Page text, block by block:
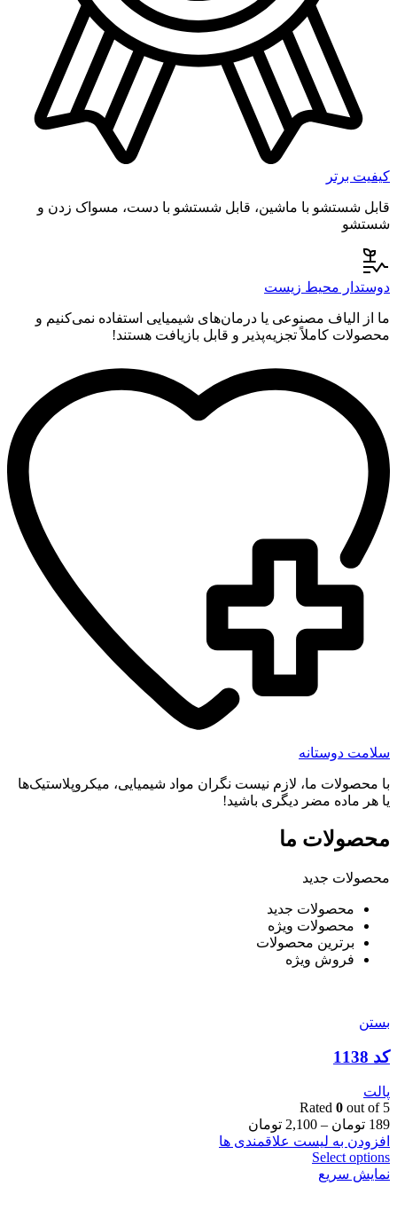
کیفیت برتر
قابل شستشو با ماشین، قابل شستشو با دست، مسواک زدن و
شستشو
دوستدار محیط زیست
ما از الیاف مصنوعی یا درمان‌های شیمیایی استفاده نمی‌کنیم و
محصولات کاملاً تجزیه‌پذیر و قابل بازیافت هستند!
سلامت دوستانه
با محصولات ما، لازم نیست نگران مواد شیمیایی، میکروپلاستیک‌ها
یا هر ماده مضر دیگری باشید!
محصولات ما
محصولات جدید
محصولات جدید
محصولات ویژه
برترین محصولات
فروش ویژه
بستن
کد 1138
پالت
Rated 0 out of 5
189 تومان –
2,100 تومان
افزودن به لیست علاقمندی ها
Select options
نمایش سریع